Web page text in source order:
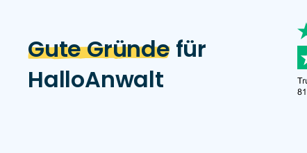
Gute Gründefür
HalloAnwalt